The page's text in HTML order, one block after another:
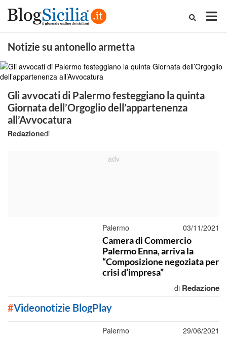
Notizie su antonello armetta
Gli avvocati di Palermo festeggiano la quinta
Giornata dell’Orgoglio dell’appartenenza
all’Avvocatura
di
Redazione
Palermo 03/11/2021
Camera di Commercio
Palermo Enna, arriva la
“Composizione negoziata per
crisi d’impresa”
di Redazione
#Videonotizie BlogPlay
Palermo 29/06/2021